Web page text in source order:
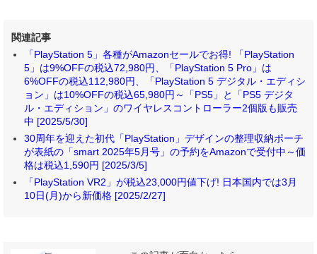
関連記事
「PlayStation 5」各種がAmazonセールでお得! 「PlayStation
5」は9%OFFの税込72,980円、「PlayStation 5 Pro」は
6%OFFの税込112,980円、「PlayStation 5 デジタル・エディシ
ョン」は10%OFFの税込65,980円～「PS5」と「PS5 デジタ
ル・エディション」のワイヤレスコントローラー2個版も販売
中 [2025/5/30]
30周年を迎えた初代「PlayStation」デザインの整理収納ポーチ
が表紙の「smart 2025年5月号」の予約をAmazonで受付中～価
格は税込1,590円 [2025/3/5]
「PlayStation VR2」が税込23,000円値下げ! 日本国内では3月
10日(月)から新価格 [2025/2/27]